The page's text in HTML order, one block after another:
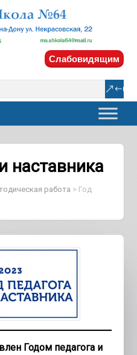
Слабовидящим
наставника
работа > Год
Годом педагога и